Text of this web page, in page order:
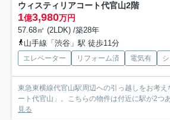
ウィスティリアコート代官山2階
1億3,980万円
57.68㎡ (2LDK) /築28年
山手線「渋谷」駅 徒歩11分
エレベーター リフォーム済 電気有
東急東横線代官山駅周辺への引っ越しをお考え
ート代官山」。こちらの物件は付近に駅が2つ
見る